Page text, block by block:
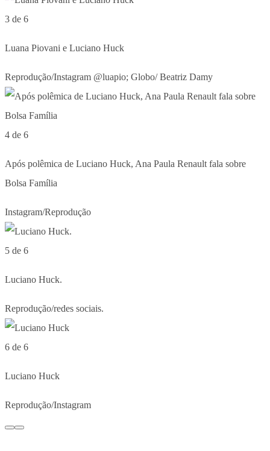
3 de 6
Luana Piovani e Luciano Huck
Reprodução/Instagram @luapio; Globo/ Beatriz Damy
4 de 6
Após polêmica de Luciano Huck, Ana Paula Renault fala sobre
Bolsa Família
Instagram/Reprodução
5 de 6
Luciano Huck.
Reprodução/redes sociais.
6 de 6
Luciano Huck
Reprodução/Instagram